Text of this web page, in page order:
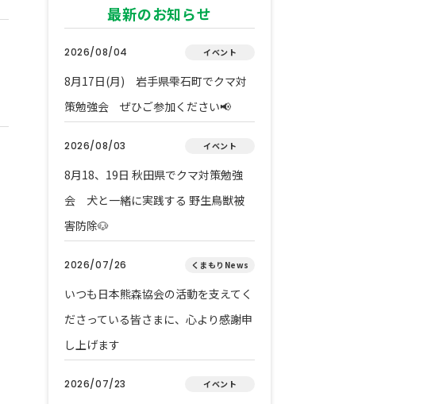
最新のお知らせ
2026/08/04 イベント
8月17日(月) 岩手県雫石町でクマ対
策勉強会 ぜひご参加ください📢
2026/08/03 イベント
8月18、19日 秋田県でクマ対策勉強
会 犬と一緒に実践する 野生鳥獣被
害防除🐶
2026/07/26 くまもりNews
いつも日本熊森協会の活動を支えてく
ださっている皆さまに、心より感謝申
し上げます
2026/07/23 イベント